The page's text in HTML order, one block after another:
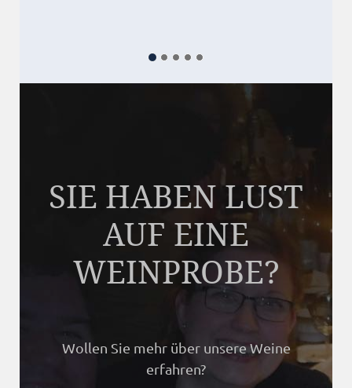
SIE HABEN LUST
AUF EINE
WEINPROBE?
Wollen Sie mehr über unsere Weine
erfahren?